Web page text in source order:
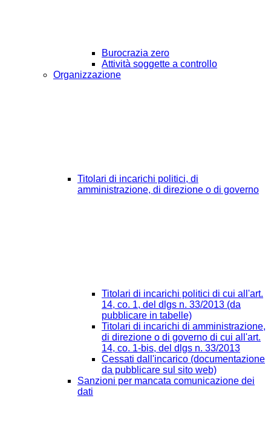
Burocrazia zero
Attività soggette a controllo
Organizzazione
Titolari di incarichi politici, di
amministrazione, di direzione o di governo
Titolari di incarichi politici di cui all'art.
14, co. 1, del dlgs n. 33/2013 (da
pubblicare in tabelle)
Titolari di incarichi di amministrazione,
di direzione o di governo di cui all'art.
14, co. 1-bis, del dlgs n. 33/2013
Cessati dall'incarico (documentazione
da pubblicare sul sito web)
Sanzioni per mancata comunicazione dei
dati